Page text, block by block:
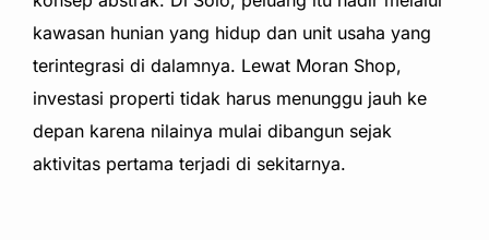
kawasan hunian yang hidup dan unit usaha yang
terintegrasi di dalamnya. Lewat Moran Shop,
investasi properti tidak harus menunggu jauh ke
depan karena nilainya mulai dibangun sejak
aktivitas pertama terjadi di sekitarnya.